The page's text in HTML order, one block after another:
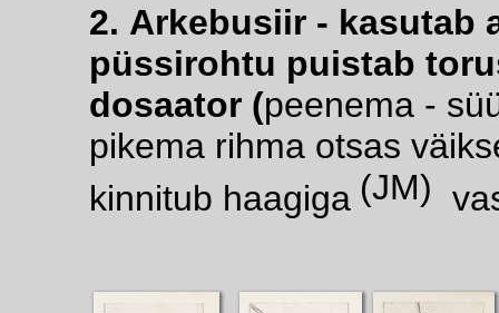
2. Arkebusiir -
püssirohtu puistab
dosaator (peenema -
pikema rihma otsas
kinnitub haagiga (JM)